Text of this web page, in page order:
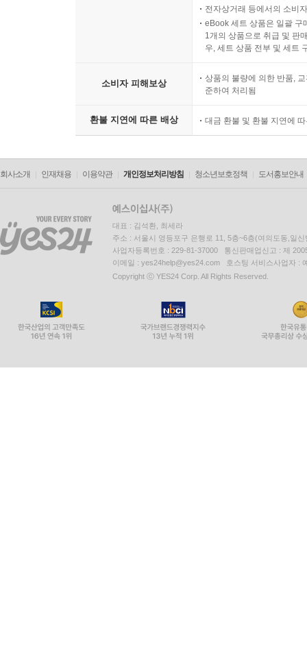
전자상거래 등에서의 소비
eBook 세트 상품은 일괄 구
1개의 상품으로 취급 및 판
우, 세트 상품 전부 및 세트
소비자 피해보상
상품의 불량에 의한 반품,
준하여 처리됨
환불 지연에 따른 배상 대금 환불 및 환불 지연에
회사소개 인재채용 이용약관 개인정보처리방침 청소년보호정책 도서홍보안내
대표 : 김석환, 최세라
주소 : 서울시 영등포구 은행로 11, 5층~6층(여의도동,일신
사업자등록번호 : 229-81-37000 통신판매업신고 : 제
이메일 : yes24help@yes24.com 호스팅 서비스사업자 :
Copyright ⓒ YES24 Corp. All Rights Reserved.